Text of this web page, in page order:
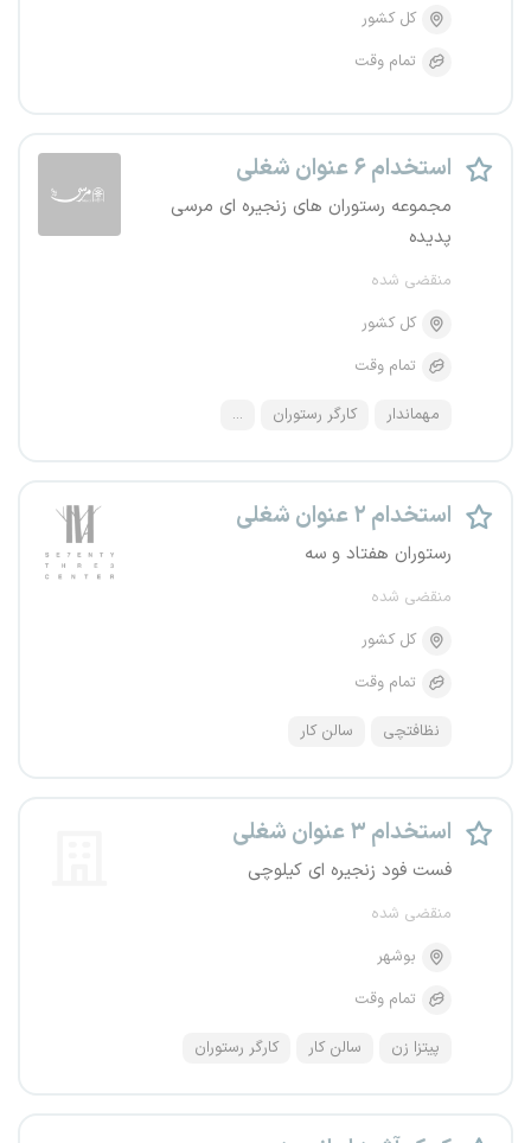
کل کشور
تمام وقت
استخدام ۶ عنوان شغلی
مجموعه رستوران های زنجیره ای مرسی
پدیده
منقضی شده
کل کشور
تمام وقت
مهماندار کارگر رستوران ...
استخدام ۲ عنوان شغلی
رستوران هفتاد و سه
منقضی شده
کل کشور
تمام وقت
نظافتچی سالن کار
استخدام ۳ عنوان شغلی
فست فود زنجیره ای کیلوچی
منقضی شده
بوشهر
تمام وقت
پیتزا زن سالن کار کارگر رستوران